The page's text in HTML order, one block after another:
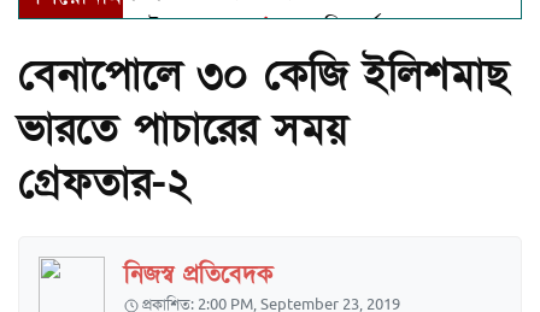
খালেক এর ইন্তেকাল
আত্মশুদ্ধি অর্জন ও অশুভকে বর্জন করে
বেনাপোলে ৩০ কেজি ইলিশমাছ
ভারতে পাচারের সময়
গ্রেফতার-২
নিজস্ব প্রতিবেদক
প্রকাশিত: 2:00 PM, September 23, 2019